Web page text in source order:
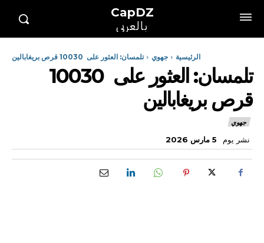
CapDZ
بالعربي
الرئيسية جهوي تلمسان: العثور على 10030 قرص بريغابالين
تلمسان: العثور على 10030
قرص بريغابالين
جهوي
نشر يوم 5 مارس 2026